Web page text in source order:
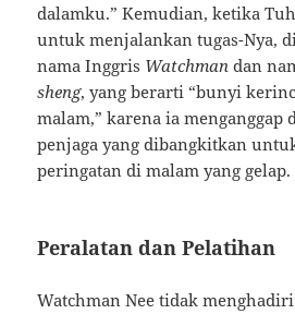
dalamku.” Kemudian, ketika
untuk menjalankan tugas-Nya,
nama Inggris Watchman dan
sheng, yang berarti “bunyi
malam,” karena ia menganggap
penjaga yang dibangkitkan
peringatan di malam yang gelap.
Peralatan dan Pelatihan
Watchman Nee tidak